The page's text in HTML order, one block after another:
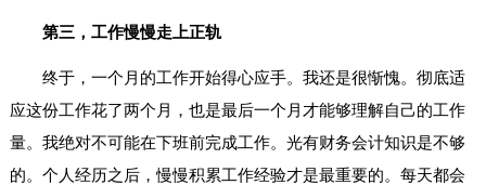
第三，工作慢慢走上正轨
终于，一个月的工作开始得心应手。我还是很惭愧。彻底适
应这份工作花了两个月，也是最后一个月才能够理解自己的工作
量。我绝对不可能在下班前完成工作。光有财务会计知识是不够
的。个人经历之后，慢慢积累工作经验才是最重要的。每天都会